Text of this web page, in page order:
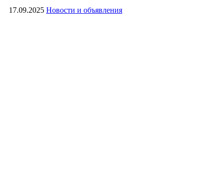
17.09.2025 Новости и объявления